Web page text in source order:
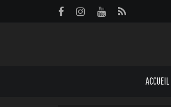
ACCUEIL
Panneau de gestion des cookies